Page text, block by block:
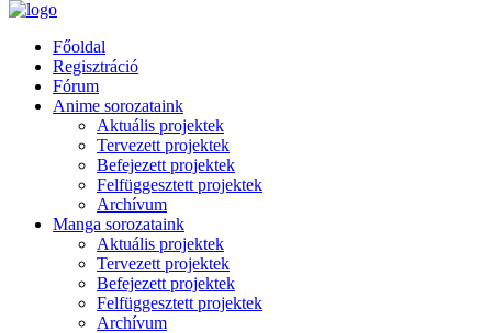
Főoldal
Regisztráció
Fórum
Anime sorozataink
Aktuális projektek
Tervezett projektek
Befejezett projektek
Felfüggesztett projektek
Archívum
Manga sorozataink
Aktuális projektek
Tervezett projektek
Befejezett projektek
Felfüggesztett projektek
Archívum